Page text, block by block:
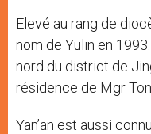
Elevé au rang de
nom de Yulin en
nord du district de
résidence de Mgr
Yan’an est aussi